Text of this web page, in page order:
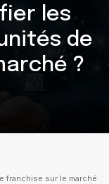
les
de
?
franchise sur le marché